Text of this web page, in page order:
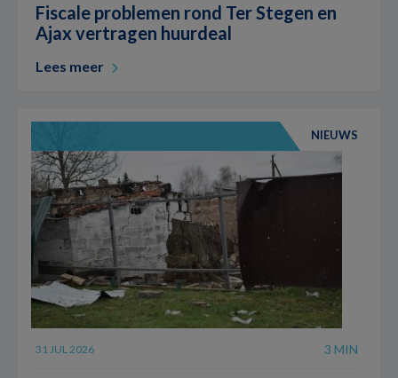
Fiscale problemen rond Ter Stegen en
Ajax vertragen huurdeal
Lees meer
NIEUWS
31 JUL 2026 3 MIN